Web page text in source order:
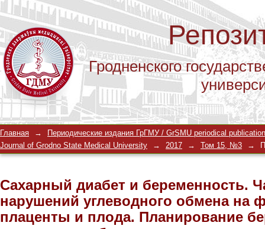
Гродненского
Сахарный диабет и беременность.
обмена на формирование
Главная →
Периодические издания ГрГМУ / GrSMU periodical
Journal of Grodno State Medical University
→ 2017 → Том 15, №3 →
Сахарный диабет и беременность.
нарушений углеводного обмена на
плаценты и плода. Планирование